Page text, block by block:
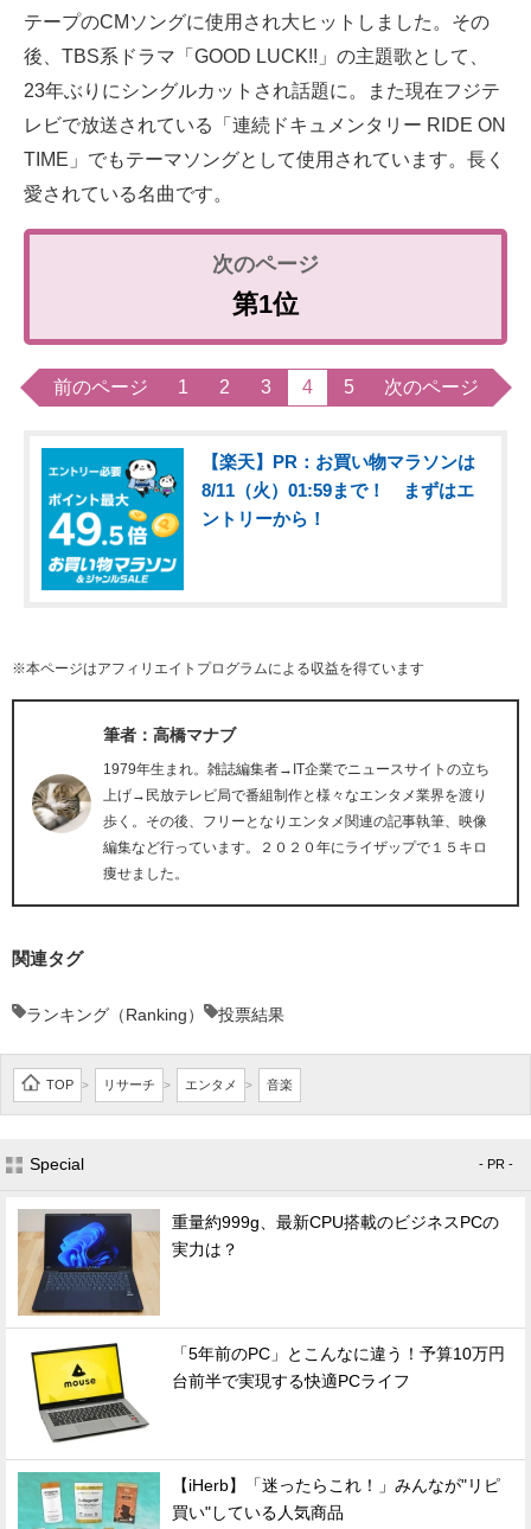
テープのCMソングに使用され大ヒットしました。その
後、TBS系ドラマ「GOOD LUCK!!」の主題歌として、
23年ぶりにシングルカットされ話題に。また現在フジテ
レビで放送されている「連続ドキュメンタリー RIDE ON
TIME」でもテーマソングとして使用されています。長く
愛されている名曲です。
第1位
前のページ 1 2 3 4 5 次のページ
【楽天】PR：お買い物マラソンは
8/11（火）01:59まで！ まずはエ
ントリーから！
※本ページはアフィリエイトプログラムによる収益を得ています
筆者：高橋マナブ
1979年生まれ。雑誌編集者→IT企業でニュースサイトの立ち
上げ→民放テレビ局で番組制作と様々なエンタメ業界を渡り
歩く。その後、フリーとなりエンタメ関連の記事執筆、映像
編集など行っています。２０２０年にライザップで１５キロ
痩せました。
関連タグ
ランキング（Ranking） 投票結果
TOP > リサーチ > エンタメ > 音楽
Special - PR -
重量約999g、最新CPU搭載のビジネスPCの
実力は？
「5年前のPC」とこんなに違う！予算10万円
台前半で実現する快適PCライフ
【iHerb】「迷ったらこれ！」みんなが"リピ
買い"している人気商品